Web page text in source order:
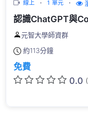
線上 1 單元
認識ChatGPT與
元智大學師資群
約113分鐘
免費
0.0